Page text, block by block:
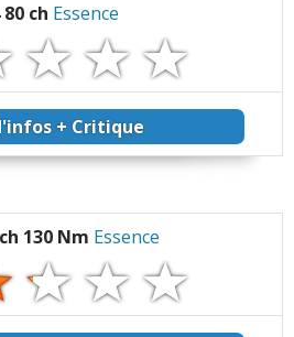
80 ch Essence
+ Critique
130 Nm Essence